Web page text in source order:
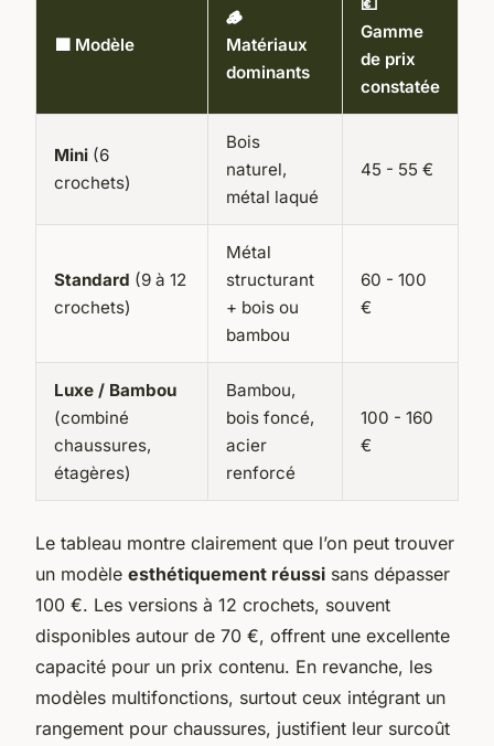
🟩 Modèle
🪵
Matériaux
dominants
Gamme
de prix
constatée
Mini (6
crochets)
Bois
naturel,
métal laqué
45 - 55 €
Standard (9 à 12
crochets)
Métal
structurant
+ bois ou
bambou
60 - 100
€
Luxe / Bambou
(combiné
chaussures,
étagères)
Bambou,
bois foncé,
acier
renforcé
100 - 160
€
Le tableau montre clairement que l’on peut trouver
un modèle esthétiquement réussi sans dépasser
100 €. Les versions à 12 crochets, souvent
disponibles autour de 70 €, offrent une excellente
capacité pour un prix contenu. En revanche, les
modèles multifonctions, surtout ceux intégrant un
rangement pour chaussures, justifient leur surcoût